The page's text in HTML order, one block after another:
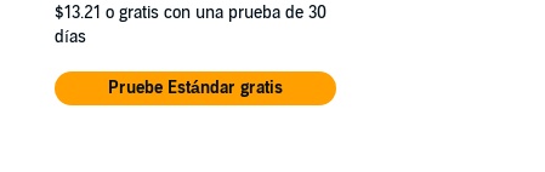
$13.21 o gratis con una prueba de 30
días
Pruebe Estándar gratis